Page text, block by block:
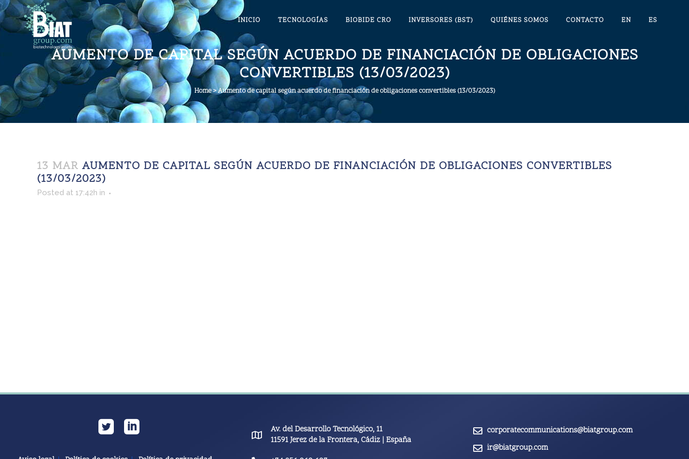
INICIO TECNOLOGÍAS BIOBIDE CRO INVERSORES (BST) QUIÉNES SOMOS CONTACTO EN ES
AUMENTO DE CAPITAL SEGÚN ACUERDO DE FINANCIACIÓN DE OBLIGACIONES
CONVERTIBLES (13/03/2023)
Home>Aumento de capital según acuerdo de financiación de obligaciones convertibles (13/03/2023)
13 MAR AUMENTO DE CAPITAL SEGÚN ACUERDO DE FINANCIACIÓN DE OBLIGACIONES CONVERTIBLES
(13/03/2023)
Posted at 17:42h in
Av. del Desarrollo Tecnológico, 11
11591 Jerez de la Frontera, Cádiz | España
corporatecommunications@biatgroup.com
ir@biatgroup.com